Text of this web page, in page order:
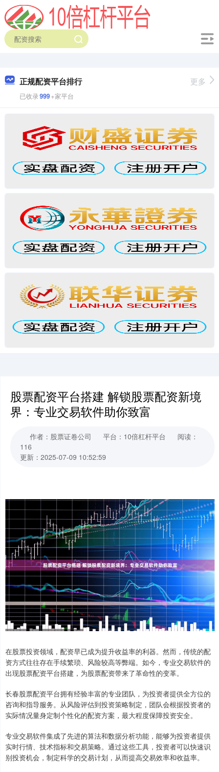
正规配资平台排行
已收录999+家平台
更多
股票配资平台搭建 解锁股票配资新境
界：专业交易软件助你致富
作者：股票证卷公司 平台：10倍杠杆平台
阅读：
116
更新：2025-07-09 10:52:59
在股票投资领域，配资早已成为提升收益率的利器。然而，传统的配
资方式往往存在手续繁琐、风险较高等弊端。如今，专业交易软件的
出现股票配资平台搭建，为股票配资带来了革命性的变革。
长春股票配资平台拥有经验丰富的专业团队，为投资者提供全方位的
咨询和指导服务。从风险评估到投资策略制定，团队会根据投资者的
实际情况量身定制个性化的配资方案，最大程度保障投资安全。
专业交易软件集成了先进的算法和数据分析功能，能够为投资者提供
实时行情、技术指标和交易策略。通过这些工具，投资者可以快速识
别投资机会，制定科学的交易计划，从而提高交易效率和收益率。